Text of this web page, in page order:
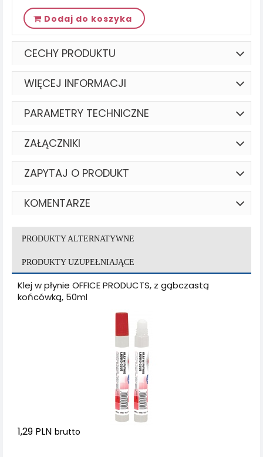
Dodaj do koszyka
CECHY PRODUKTU
WIĘCEJ INFORMACJI
PARAMETRY TECHNICZNE
ZAŁĄCZNIKI
ZAPYTAJ O PRODUKT
KOMENTARZE
PRODUKTY ALTERNATYWNE
PRODUKTY UZUPEŁNIAJĄCE
Klej w płynie OFFICE PRODUCTS, z gąbczastą
końcówką, 50ml
1,29 PLN brutto